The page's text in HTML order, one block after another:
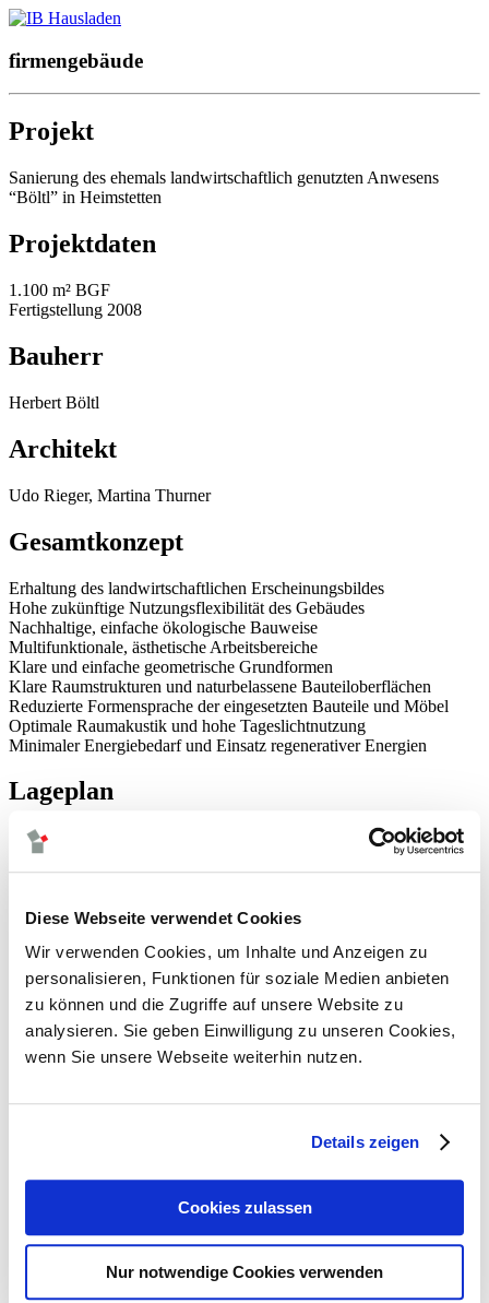
Diese Webseite verwendet Cookies
Wir verwenden Cookies, um Inhalte und Anzeigen zu
personalisieren, Funktionen für soziale Medien anbieten
zu können und die Zugriffe auf unsere Website zu
analysieren. Sie geben Einwilligung zu unseren Cookies,
wenn Sie unsere Webseite weiterhin nutzen.
Details zeigen
Cookies zulassen
Nur notwendige Cookies verwenden
firmengebäude
Projekt
Sanierung des ehemals landwirtschaftlich genutzten Anwesens
“Böltl” in Heimstetten
Projektdaten
1.100 m² BGF
Fertigstellung 2008
Bauherr
Herbert Böltl
Architekt
Udo Rieger, Martina Thurner
Gesamtkonzept
Erhaltung des landwirtschaftlichen Erscheinungsbildes
Hohe zukünftige Nutzungsflexibilität des Gebäudes
Nachhaltige, einfache ökologische Bauweise
Multifunktionale, ästhetische Arbeitsbereiche
Klare und einfache geometrische Grundformen
Klare Raumstrukturen und naturbelassene Bauteiloberflächen
Reduzierte Formensprache der eingesetzten Bauteile und Möbel
Optimale Raumakustik und hohe Tageslichtnutzung
Minimaler Energiebedarf und Einsatz regenerativer Energien
Lageplan
Tageslichtkonzept
neuigkeiten
climadesign
betriebsoptimierung
thermische bauphysik
thermische simulation
akustik
strömungssimulation
besonnung und tageslicht